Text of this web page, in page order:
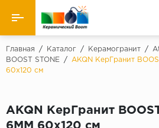
Назад
Производители
Керамогранит
Главная / Каталог / Керамогранит /
BOOST STONE
/
AKQN КерГранит
60x120 см
AKQN КерГранит
6MM 60x120 см